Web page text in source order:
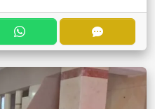
CONTACTAR POR